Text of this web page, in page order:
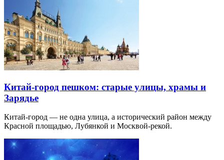
Китай-город пешком: старые улицы, храмы и
Зарядье
Китай-город — не одна улица, а исторический район между
Красной площадью, Лубянкой и Москвой-рекой.